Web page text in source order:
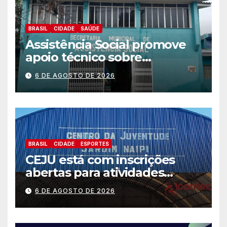
BRASIL CIDADE SAÚDE
Assistência Social promove
apoio técnico sobre
preparação e resposta a
situações de emergência e
calamidade pública
6 DE AGOSTO DE 2026
BRASIL CIDADE ESPORTES
CEJU está com inscrições
abertas para atividades
gratuitas
6 DE AGOSTO DE 2026